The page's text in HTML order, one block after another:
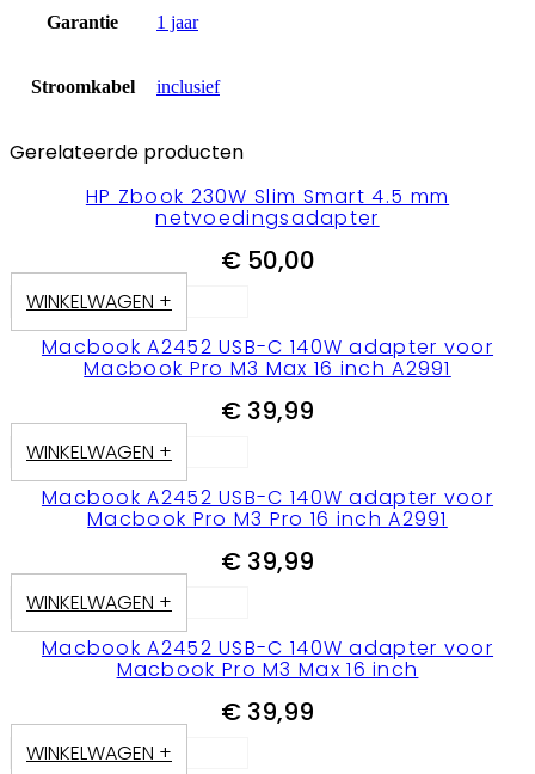
Garantie 1 jaar
Stroomkabel inclusief
Gerelateerde producten
HP Zbook 230W Slim Smart 4.5 mm
netvoedingsadapter
€50,00
WINKELWAGEN +
Macbook A2452 USB-C 140W adapter voor
Macbook Pro M3 Max 16 inch A2991
€ 39,99
WINKELWAGEN +
Macbook A2452 USB-C 140W adapter voor
Macbook Pro M3 Pro 16 inch A2991
€ 39,99
WINKELWAGEN +
Macbook A2452 USB-C 140W adapter voor
Macbook Pro M3 Max 16 inch
€ 39,99
WINKELWAGEN +